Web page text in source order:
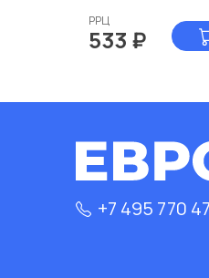
РРЦ
533 ₽
+7 495 770